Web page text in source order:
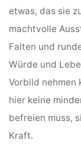
etwas, das sie
machtvolle
Falten und
Würde und
Vorbild nehmen
hier keine
befreien muss,
Kraft.